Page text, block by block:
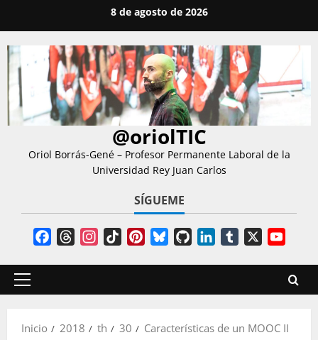
contenido
8 de agosto de 2026
@oriolTIC
Oriol Borrás-Gené – Profesor Permanente Laboral de la
Universidad Rey Juan Carlos
SÍGUEME
FacebookThreadsInstagram
TikTokPinterestBlueskyGitHubLinkedInTumblr
Menú
Inicio
2018 th 30 Características de un MOOC II